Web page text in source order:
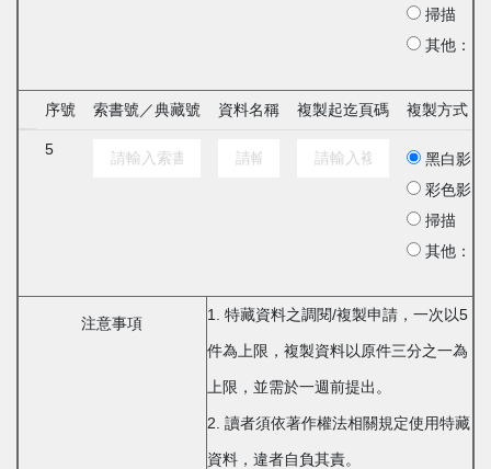
掃描
其他：
序號 索書號／典藏號 資料名稱 複製起迄頁碼 複製方式
5
黑白影印
彩色影印
掃描
其他：
注意事項
1. 特藏資料之調閱/複製申請，一次以5
件為上限，複製資料以原件三分之一為
上限，並需於一週前提出。
2. 讀者須依著作權法相關規定使用特藏
資料，違者自負其責。